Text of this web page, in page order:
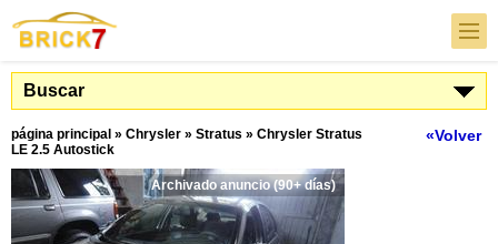
Buscar
«Volver
página principal » Chrysler » Stratus » Chrysler Stratus
LE 2.5 Autostick
Archivado anuncio (90+ días)